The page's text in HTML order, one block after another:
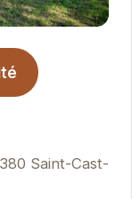
Saint-Cast-